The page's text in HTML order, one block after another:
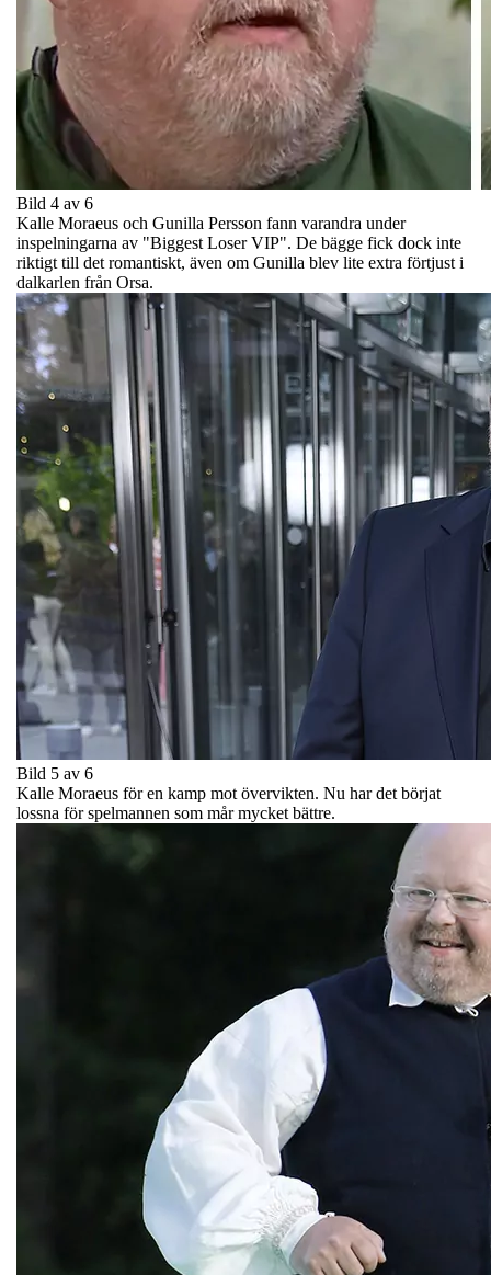
Bild 4 av 6
Kalle Moraeus och Gunilla Persson fann varandra under
inspelningarna av "Biggest Loser VIP". De bägge fick dock inte
riktigt till det romantiskt, även om Gunilla blev lite extra förtjust i
dalkarlen från Orsa.
Bild 5 av 6
Kalle Moraeus för en kamp mot övervikten. Nu har det börjat
lossna för spelmannen som mår mycket bättre.